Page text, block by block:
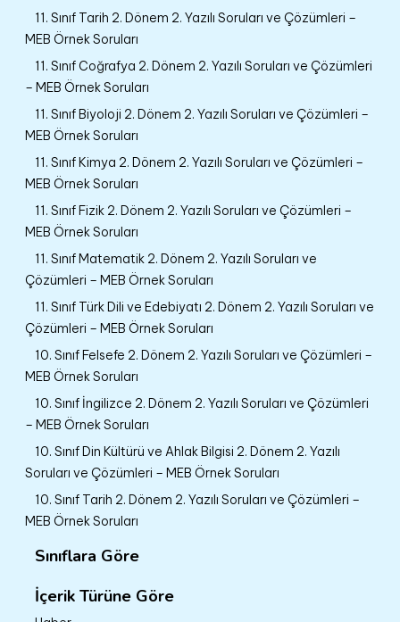
11. Sınıf Tarih 2. Dönem 2. Yazılı Soruları ve Çözümleri –
MEB Örnek Soruları
11. Sınıf Coğrafya 2. Dönem 2. Yazılı Soruları ve Çözümleri
– MEB Örnek Soruları
11. Sınıf Biyoloji 2. Dönem 2. Yazılı Soruları ve Çözümleri –
MEB Örnek Soruları
11. Sınıf Kimya 2. Dönem 2. Yazılı Soruları ve Çözümleri –
MEB Örnek Soruları
11. Sınıf Fizik 2. Dönem 2. Yazılı Soruları ve Çözümleri –
MEB Örnek Soruları
11. Sınıf Matematik 2. Dönem 2. Yazılı Soruları ve
Çözümleri – MEB Örnek Soruları
11. Sınıf Türk Dili ve Edebiyatı 2. Dönem 2. Yazılı Soruları ve
Çözümleri – MEB Örnek Soruları
10. Sınıf Felsefe 2. Dönem 2. Yazılı Soruları ve Çözümleri –
MEB Örnek Soruları
10. Sınıf İngilizce 2. Dönem 2. Yazılı Soruları ve Çözümleri
– MEB Örnek Soruları
10. Sınıf Din Kültürü ve Ahlak Bilgisi 2. Dönem 2. Yazılı
Soruları ve Çözümleri – MEB Örnek Soruları
10. Sınıf Tarih 2. Dönem 2. Yazılı Soruları ve Çözümleri –
MEB Örnek Soruları
Sınıflara Göre
İçerik Türüne Göre